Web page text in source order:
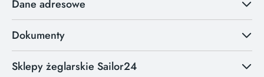
Dane adresowe
Dokumenty
Sklepy żeglarskie Sailor24